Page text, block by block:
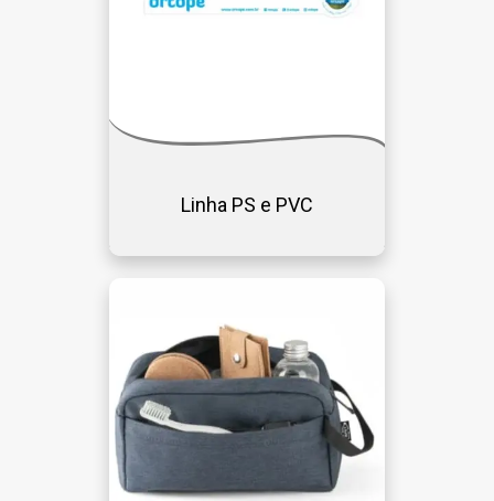
Linha PS e PVC